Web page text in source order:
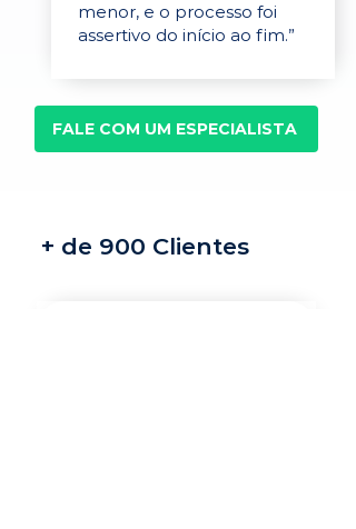
menor, e o processo foi
assertivo do início ao fim.”
FALE COM UM ESPECIALISTA
+ de 900 Clientes